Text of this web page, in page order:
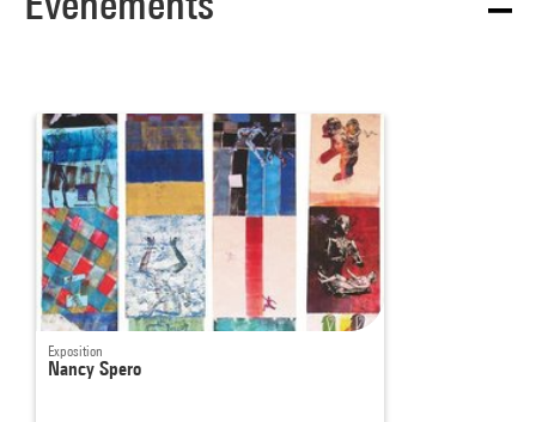
Exposition
Nancy Spero